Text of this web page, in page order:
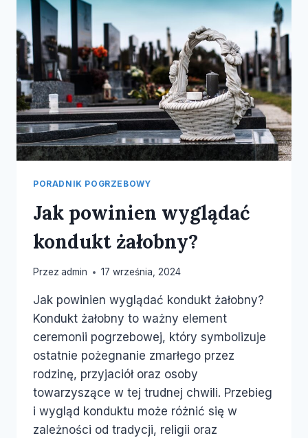
PORADNIK POGRZEBOWY
Jak powinien wyglądać
kondukt żałobny?
Przez admin 17 września, 2024
Jak powinien wyglądać kondukt żałobny?
Kondukt żałobny to ważny element
ceremonii pogrzebowej, który symbolizuje
ostatnie pożegnanie zmarłego przez
rodzinę, przyjaciół oraz osoby
towarzyszące w tej trudnej chwili. Przebieg
i wygląd konduktu może różnić się w
zależności od tradycji, religii oraz